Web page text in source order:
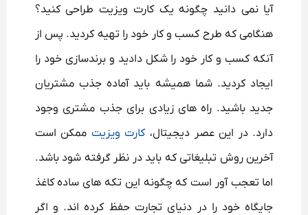
آیا نمی دانید چگونه یک کارت ویزیت طراحی کنید؟
هنگامی که طرح کسب و کار خود را تهیه کردید. پس از
آنکه کسب و کار خود را شکل دادید و برندسازی خود را
ایجاد کردید. شما همیشه باید آماده جذب مشتریان
جدید باشید. راه های زیادی برای جذب مشتری وجود
دارد. در این عصر دیجیتال،کارت ویزیت ممکن است
آخرین روش تبلیغاتی که باید در نظر گرفته شود باشد.
اما تعجب آور است که چگونه این تکه های ساده کاغذ
جایگاه خود را در دنیای تجارت حفظ کرده اند. و اگر